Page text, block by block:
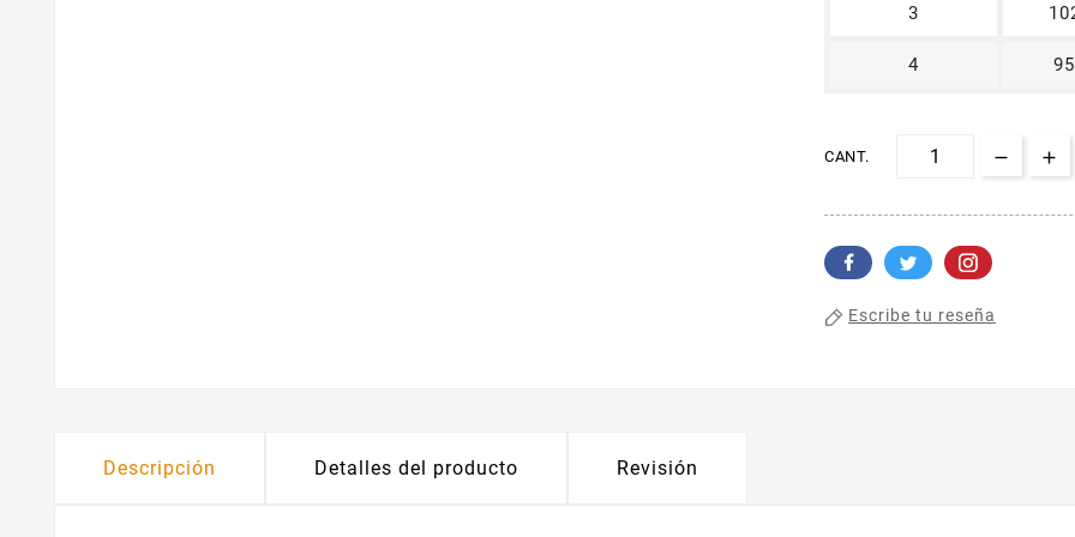
3
4
CANT.
Escribe tu reseña
Descripción Detalles del producto Revisión